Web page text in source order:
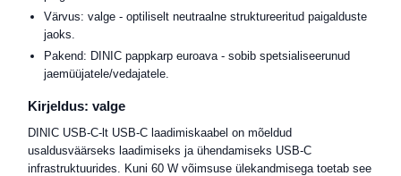
Värvus: valge - optiliselt neutraalne struktureeritud paigalduste
jaoks.
Pakend: DINIC pappkarp euroava - sobib spetsialiseerunud
jaemüüjatele/vedajatele.
Kirjeldus: valge
DINIC USB-C-lt USB-C laadimiskaabel on mõeldud
usaldusväärseks laadimiseks ja ühendamiseks USB-C
infrastruktuurides. Kuni 60 W võimsuse ülekandmisega toetab see